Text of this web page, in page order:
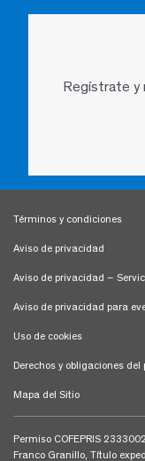
Regístrate y
Términos y condiciones
Aviso de privacidad
Aviso de privacidad –
Aviso de privacidad para
Uso de cookies
Derechos y obligaciones del
Mapa del Sitio
Permiso COFEPRIS
Franco Granillo, Título